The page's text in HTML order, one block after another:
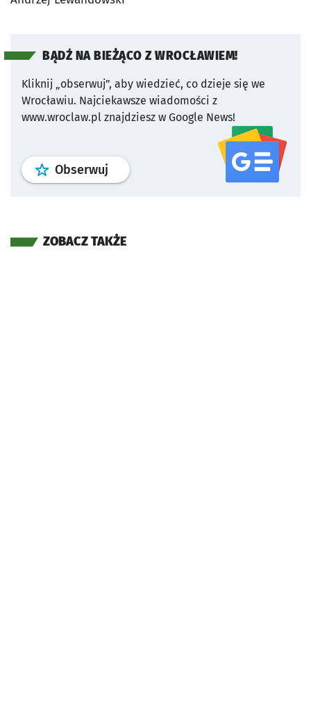
BĄDŹ NA BIEŻĄCO Z WROCŁAWIEM!
Kliknij „obserwuj”, aby wiedzieć, co dzieje się we
Wrocławiu. Najciekawsze wiadomości z
www.wroclaw.pl znajdziesz w Google News!
Obserwuj profil serwisu
ZOBACZ TAKŻE